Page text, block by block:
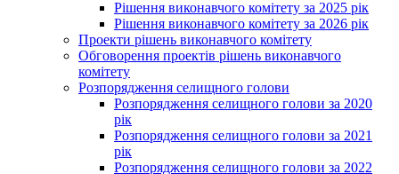
Рішення виконавчого комітету за 2025 рік
Рішення виконавчого комітету за 2026 рік
Проекти рішень виконавчого комітету
Обговорення проектів рішень виконавчого
комітету
Розпорядження селищного голови
Розпорядження селищного голови за 2020
рік
Розпорядження селищного голови за 2021
рік
Розпорядження селищного голови за 2022